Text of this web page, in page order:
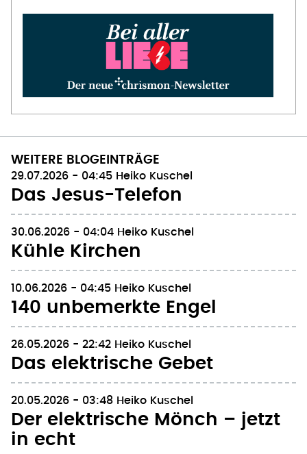
WEITERE BLOGEINTRÄGE
29.07.2026 - 04:45 Heiko Kuschel
30.06.2026 - 04:04 Heiko Kuschel
10.06.2026 - 04:45 Heiko Kuschel
140 unbemerkte Engel
26.05.2026 - 22:42 Heiko Kuschel
20.05.2026 - 03:48 Heiko Kuschel
Der elektrische Mönch – jetzt